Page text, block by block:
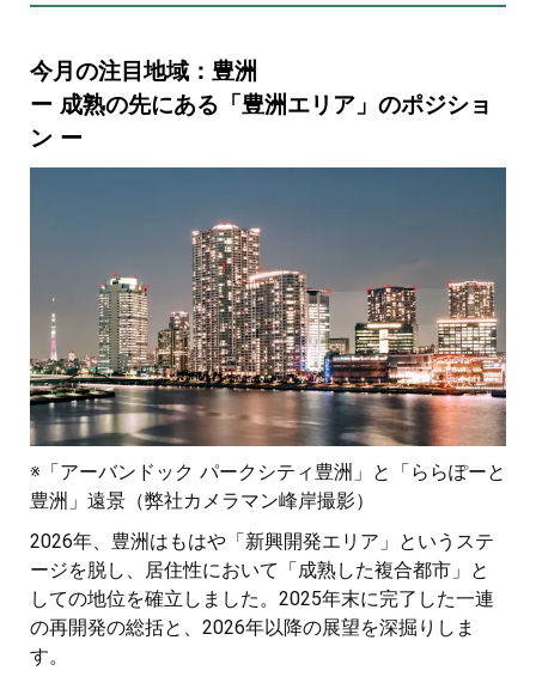
今月の注目地域：豊洲
ー 成熟の先にある「豊洲エリア」のポジショ
ン ー
※「アーバンドック パークシティ豊洲」と「ららぽーと
豊洲」遠景（弊社カメラマン峰岸撮影）
2026年、豊洲はもはや「新興開発エリア」というステ
ージを脱し、居住性において「成熟した複合都市」と
しての地位を確立しました。2025年末に完了した一連
の再開発の総括と、2026年以降の展望を深掘りしま
す。